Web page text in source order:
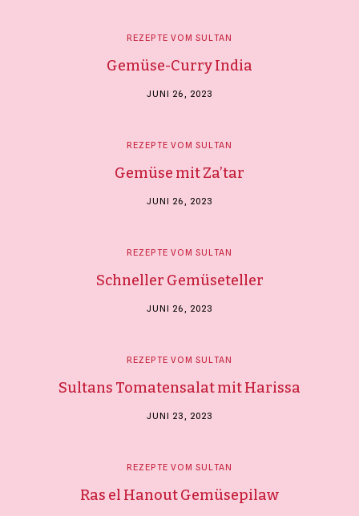
REZEPTE VOM SULTAN
Gemüse-Curry India
JUNI 26, 2023
REZEPTE VOM SULTAN
Gemüse mit Za’tar
JUNI 26, 2023
REZEPTE VOM SULTAN
Schneller Gemüseteller
JUNI 26, 2023
REZEPTE VOM SULTAN
Sultans Tomatensalat mit Harissa
JUNI 23, 2023
REZEPTE VOM SULTAN
Ras el Hanout Gemüsepilaw